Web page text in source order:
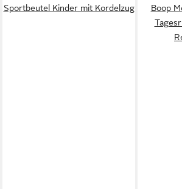
Sportbeutel Kinder mit Kordelzug
Boop